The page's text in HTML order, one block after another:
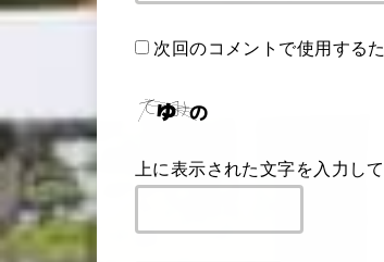
次回のコメントで使用する
上に表示された文字を入力し